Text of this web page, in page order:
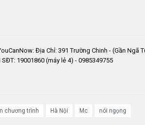
Địa Chỉ: 391 Trường Chinh - (Gần Ngã
SĐT: 19001860 (máy lẻ 4) - 0985349755
chương trình Hà Nội Mc nói ngọng